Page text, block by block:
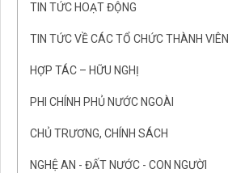
TIN TỨC HOẠT ĐỘNG
TIN TỨC VỀ CÁC TỔ CHỨC THÀNH VIÊN
HỢP TÁC – HỮU NGHỊ
PHI CHÍNH PHỦ NƯỚC NGOÀI
CHỦ TRƯƠNG, CHÍNH SÁCH
NGHỆ AN - ĐẤT NƯỚC - CON NGƯỜI